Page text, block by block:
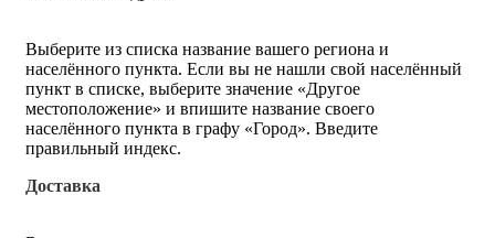
Выберите из списка название вашего региона и
населённого пункта. Если вы не нашли свой населённый
пункт в списке, выберите значение «Другое
местоположение» и впишите название своего
населённого пункта в графу «Город». Введите
правильный индекс.
Доставка